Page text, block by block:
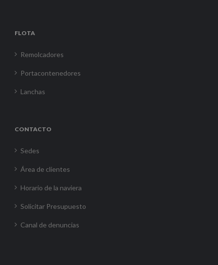
FLOTA
Remolcadores
Portacontenedores
Lanchas
CONTACTO
Sedes
Área de clientes
Horario de la naviera
Solicitar Presupuesto
Canal de denuncias